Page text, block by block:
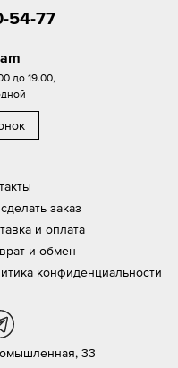
заказ
и оплата
и обмен
конфиденциальности
54-77
до 19.00,
33